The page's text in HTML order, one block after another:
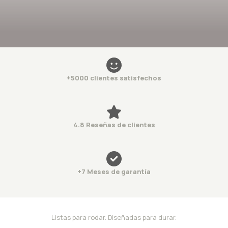
+5000 clientes satisfechos
4.8 Reseñas de clientes
+7 Meses de garantía
Listas para rodar. Diseñadas para durar.